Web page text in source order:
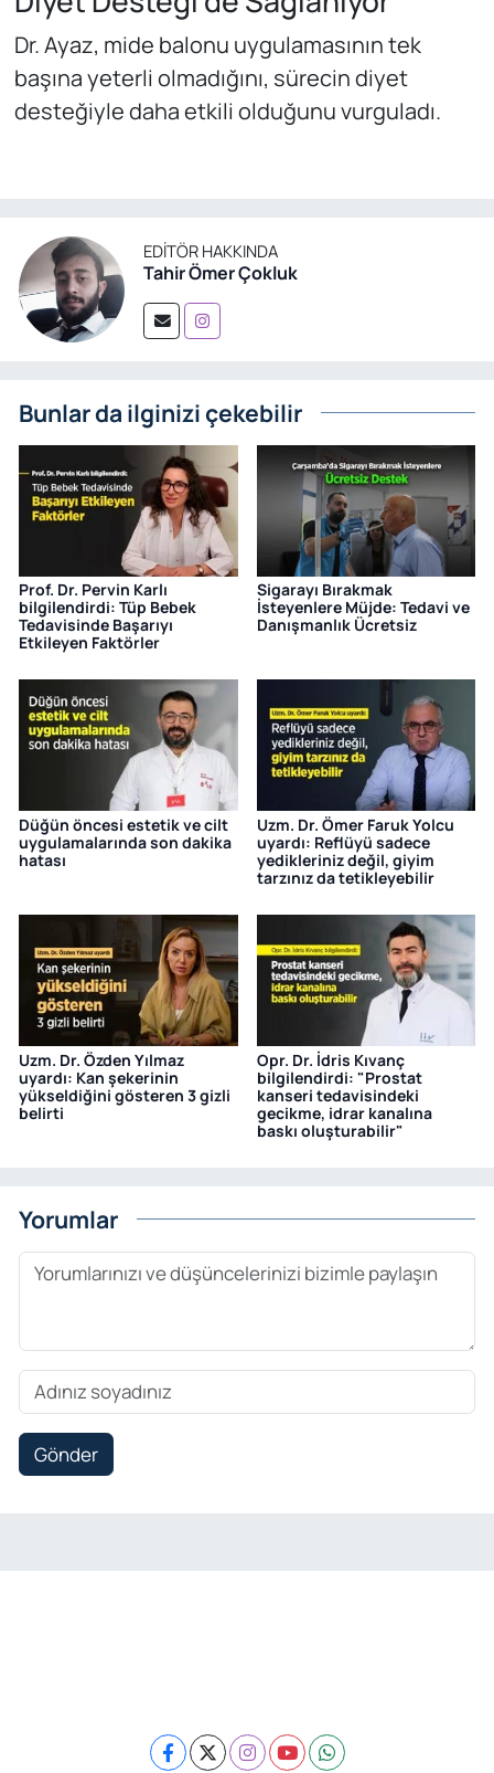
Dr. Ayaz, mide balonu uygulamasının tek
başına yeterli olmadığını, sürecin diyet
desteğiyle daha etkili olduğunu vurguladı.
EDITÖR HAKKINDA
Tahir Ömer Çokluk
Bunlar da ilginizi çekebilir
Prof. Dr. Pervin Karlı
bilgilendirdi: Tüp Bebek
Tedavisinde Başarıyı
Etkileyen Faktörler
Sigarayı Bırakmak
İsteyenlere Müjde: Tedavi ve
Danışmanlık Ücretsiz
Düğün öncesi estetik ve cilt
uygulamalarında son dakika
hatası
Uzm. Dr. Ömer Faruk Yolcu
uyardı: Reflüyü sadece
yedikleriniz değil, giyim
tarzınız da tetikleyebilir
Uzm. Dr. Özden Yılmaz
uyardı: Kan şekerinin
yükseldiğini gösteren 3 gizli
belirti
Opr. Dr. İdris Kıvanç
bilgilendirdi: "Prostat
kanseri tedavisindeki
gecikme, idrar kanalına
baskı oluşturabilir"
Yorumlar
Gönder